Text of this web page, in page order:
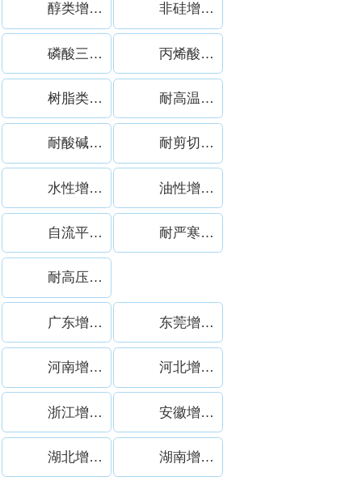
醇类增稠剂案例 非硅增稠剂案例
磷酸三丁酯案例 丙烯酸增稠剂案例
树脂类增稠剂案例 耐高温增稠剂案例
耐酸碱增稠剂案例 耐剪切增稠剂案例
水性增稠剂案例 油性增稠剂案例
自流平增稠剂案例 耐严寒增稠剂案例
耐高压喷淋增稠剂案例
广东增稠剂 东莞增稠剂
河南增稠剂 河北增稠剂
浙江增稠剂 安徽增稠剂
湖北增稠剂 湖南增稠剂